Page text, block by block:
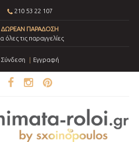
210 53 22 107
ΔΩΡΕΑΝ ΠΑΡΑΔΟΣΗ
όλες τις παραγγελίες
Σύνδεση Εγγραφή